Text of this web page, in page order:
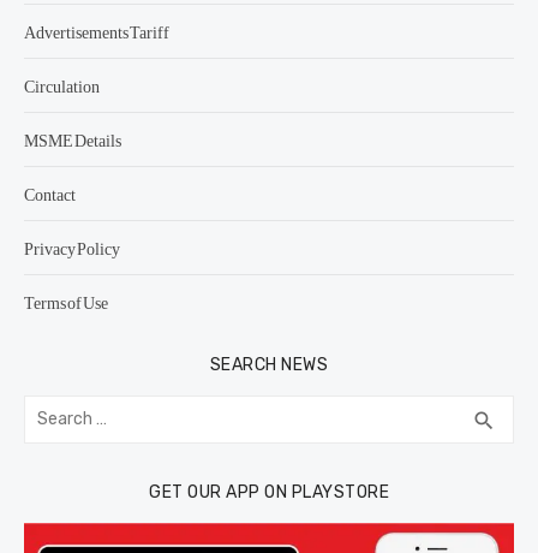
Advertisements Tariff
Circulation
MSME Details
Contact
Privacy Policy
Terms of Use
SEARCH NEWS
Search
for: search
GET OUR APP ON PLAYSTORE